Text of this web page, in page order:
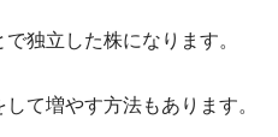
独立した株になります。
て増やす方法もあります。